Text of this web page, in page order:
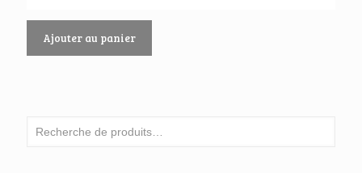
Ajouter au panier